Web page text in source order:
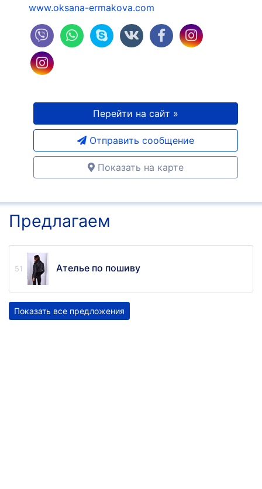
www.oksana-ermakova.com
Перейти на сайт »
Отправить сообщение
Показать на карте
Предлагаем
Ателье по пошиву
Показать все предложения